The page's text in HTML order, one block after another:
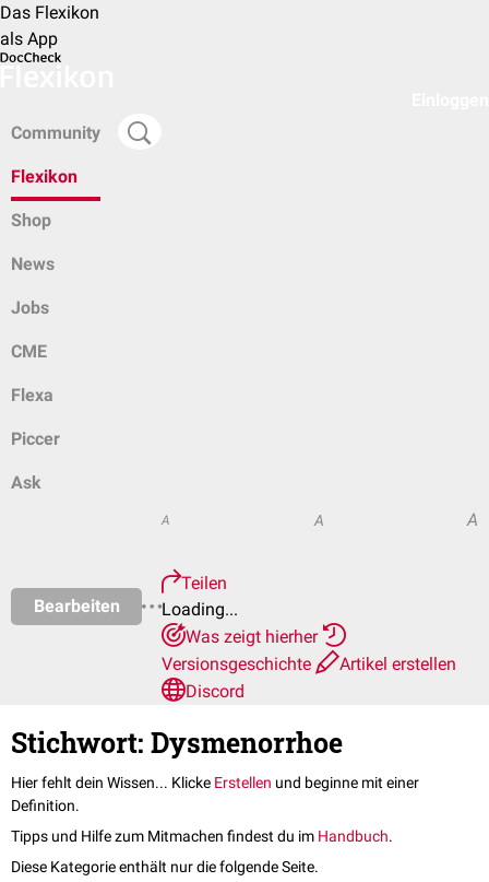
Das Flexikon
als App
Community
Flexikon
Shop
News
Jobs
CME
Flexa
Piccer
Ask
Bearbeiten
A A A
Teilen
Loading...
Was zeigt hierher
Versionsgeschichte
Artikel erstellen
Discord
Stichwort: Dysmenorrhoe
Hier fehlt dein Wissen... Klicke Erstellen und beginne mit einer
Definition.
Tipps und Hilfe zum Mitmachen findest du im Handbuch.
Diese Kategorie enthält nur die folgende Seite.